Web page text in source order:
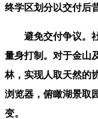
终学区划分以交付后
避免交付争议。社
量身打制。对于金山
林，实现人取天然的
浏览器，俯瞰湖景取
变。